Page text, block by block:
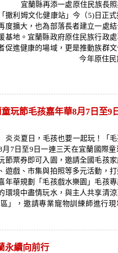
宜蘭縣再添一處原住民族長照
撒利姆文化健康站」今（5)日正
度擴大，也為部落長者建立一處
基地。宜蘭縣政府原住民族行政處
促進健康的場域，更是推動族群
基。 今年原住民族委
玩節毛孩嘉年華8月7日至9
炎夏日，毛孩也要一起玩！「
7日至9日一連三天在宜蘭國際
節票券即可入園，邀請全國毛孩
遊戲、市集與拍照等多元活動，
年華規劃「毛孩戲水樂園」毛孩專
環境中盡情玩水，與主人共享清
」，邀請專業寵物訓練師進行
永續向前行